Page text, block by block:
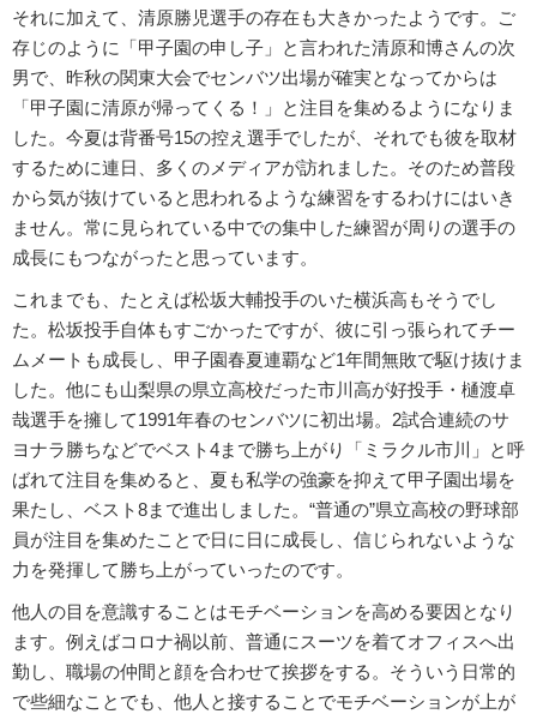
それに加えて、清原勝児選手の存在も大きかったようです。ご
存じのように「甲子園の申し子」と言われた清原和博さんの次
男で、昨秋の関東大会でセンバツ出場が確実となってからは
「甲子園に清原が帰ってくる！」と注目を集めるようになりま
した。今夏は背番号15の控え選手でしたが、それでも彼を取材
するために連日、多くのメディアが訪れました。そのため普段
から気が抜けていると思われるような練習をするわけにはいき
ません。常に見られている中での集中した練習が周りの選手の
成長にもつながったと思っています。
これまでも、たとえば松坂大輔投手のいた横浜高もそうでし
た。松坂投手自体もすごかったですが、彼に引っ張られてチー
ムメートも成長し、甲子園春夏連覇など1年間無敗で駆け抜けま
した。他にも山梨県の県立高校だった市川高が好投手・樋渡卓
哉選手を擁して1991年春のセンバツに初出場。2試合連続のサ
ヨナラ勝ちなどでベスト4まで勝ち上がり「ミラクル市川」と呼
ばれて注目を集めると、夏も私学の強豪を抑えて甲子園出場を
果たし、ベスト8まで進出しました。“普通の”県立高校の野球部
員が注目を集めたことで日に日に成長し、信じられないような
力を発揮して勝ち上がっていったのです。
他人の目を意識することはモチベーションを高める要因となり
ます。例えばコロナ禍以前、普通にスーツを着てオフィスへ出
勤し、職場の仲間と顔を合わせて挨拶をする。そういう日常的
で些細なことでも、他人と接することでモチベーションが上が